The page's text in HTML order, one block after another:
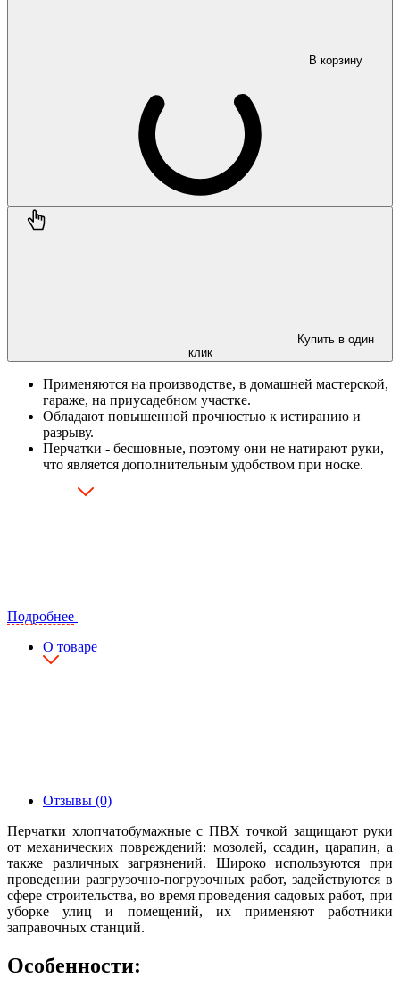
В корзину
Купить в один
клик
Применяются на производстве, в домашней мастерской,
гараже, на приусадебном участке.
Обладают повышенной прочностью к истиранию и
разрыву.
Перчатки - бесшовные, поэтому они не натирают руки,
что является дополнительным удобством при носке.
Подробнее
О товаре
Отзывы (0)
Перчатки хлопчатобумажные с ПВХ точкой защищают руки
от механических повреждений: мозолей, ссадин, царапин, а
также различных загрязнений. Широко используются при
проведении разгрузочно-погрузочных работ, задействуются в
сфере строительства, во время проведения садовых работ, при
уборке улиц и помещений, их применяют работники
заправочных станций.
Особенности: